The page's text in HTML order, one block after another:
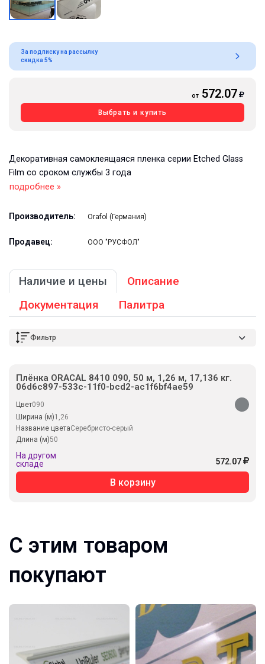
За подписку на рассылку
скидка 5%
от 572.07
Выбрать и купить
Декоративная самоклеящаяся пленка серии Etched Glass
Film со сроком службы 3 года
подробнее »
Производитель: Orafol (Германия)
Продавец: ООО "РУСФОЛ"
Наличие и цены
Описание
Документация
Палитра
Фильтр
Плёнка ORACAL 8410 090, 50 м, 1,26 м, 17,136 кг.
06d6c897-533c-11f0-bcd2-ac1f6bf4ae59
Цвет090
Ширина (м)1,26
Название цветаСеребристо-серый
Длина (м)50
На другом
складе
572.07
В корзину
С этим товаром
покупают